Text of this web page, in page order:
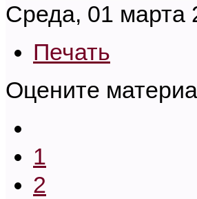
Среда, 01 марта
Печать
Оцените
1
2